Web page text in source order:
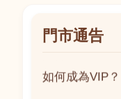
門市通告
如何成為VIP？